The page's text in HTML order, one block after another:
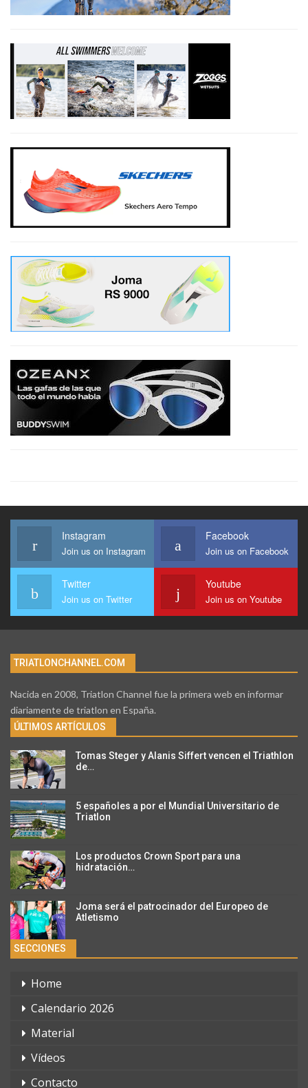
Instagram
Join us on Instagram
Facebook
Join us on Facebook
Twitter
Join us on Twitter
Youtube
Join us on Youtube
TRIATLONCHANNEL.COM
Nacida en 2008, Triatlon Channel fue la primera web en informar
diariamente de triatlon en España.
ÚLTIMOS ARTÍCULOS
Tomas Steger y Alanis Siffert vencen el Triathlon
de…
5 españoles a por el Mundial Universitario de
Triatlon
Los productos Crown Sport para una
hidratación…
Joma será el patrocinador del Europeo de
Atletismo
SECCIONES
Home
Calendario 2026
Material
Vídeos
Contacto